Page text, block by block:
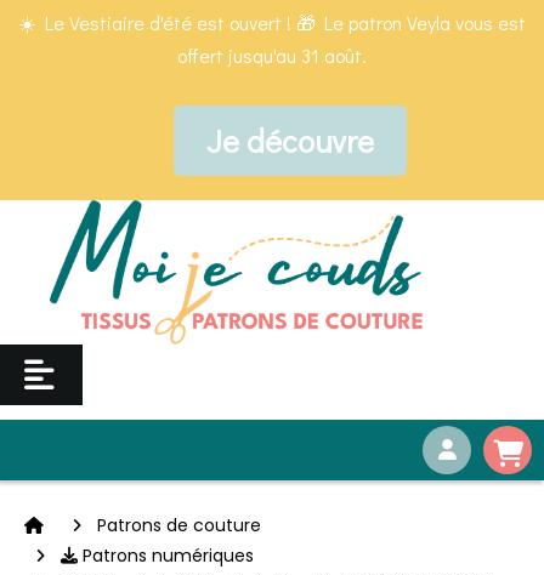
☀️ Le Vestiaire d'été est ouvert ! 🎁 Le patron Veyla vous est
offert jusqu'au 31 août.
Je découvre
Patrons de couture
Patrons numériques